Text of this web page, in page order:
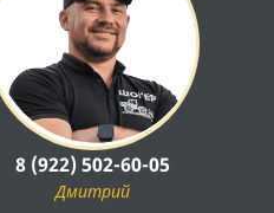
8 (922) 502-60-05
Дмитрий